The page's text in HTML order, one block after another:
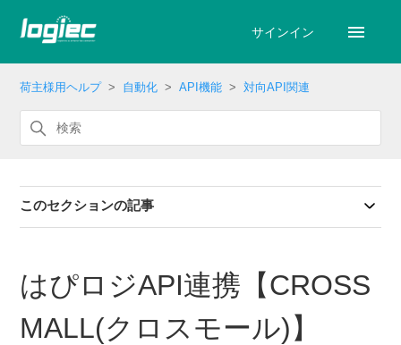
サインイン
荷主様用ヘルプ 自動化 API機能 対向API関連
このセクションの記事
はぴロジAPI連携【CROSS
MALL(クロスモール)】